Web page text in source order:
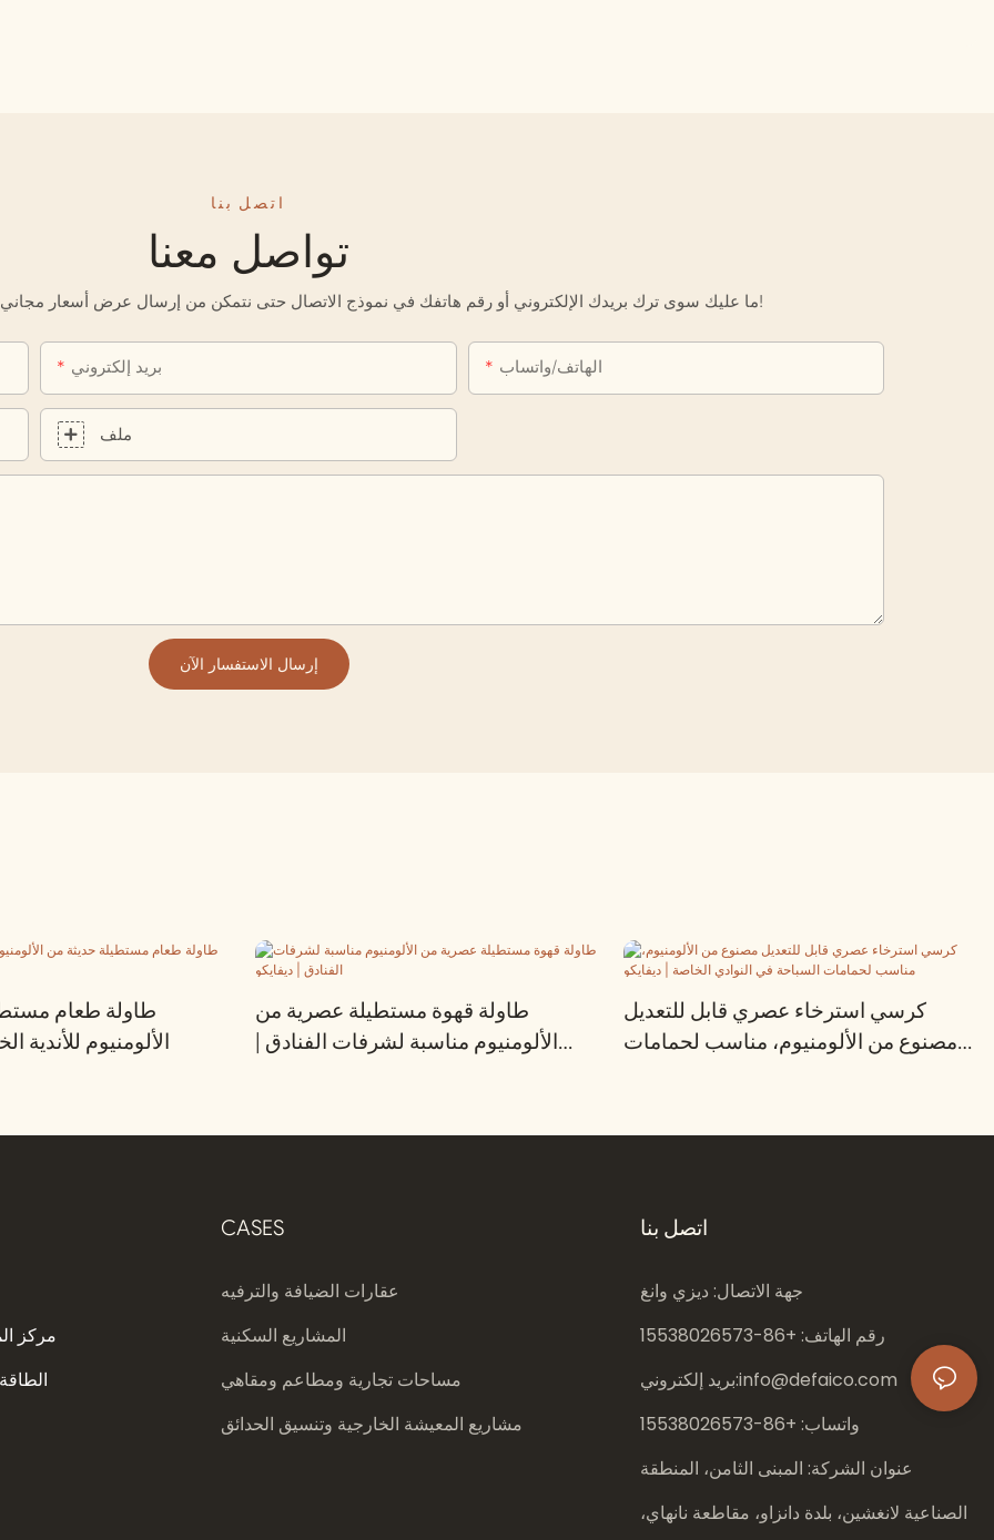
اتصل بنا
تواصل معنا
ما عليك سوى ترك بريدك الإلكتروني أو رقم هاتفك في نموذج الاتصال حتى نتمكن من إرسال عرض أسعار مجاني لك لمجموعة واسعة من التصاميم لدينا!
بريد إلكتروني الهاتف/واتساب
ملف
إرسال الاستفسار الآن
طاولة طعام
الألومنيوم للأندية
طاولة قهوة مستطيلة عصرية من
الألومنيوم مناسبة لشرفات الفنادق |
كرسي استرخاء عصري قابل للتعديل
مصنوع من الألومنيوم، مناسب لحمامات
مركز
CASES
عقارات الضيافة والترفيه
المشاريع السكنية
مساحات تجارية ومطاعم ومقاهي
مشاريع المعيشة الخارجية وتنسيق الحدائق
اتصل بنا
جهة الاتصال: ديزي وانغ
رقم الهاتف: +86-
15538026573
بريد إلكتروني:info@defaico.com
واتساب: +86-
15538026573
عنوان الشركة: المبنى الثامن، المنطقة
الصناعية لانغشين، بلدة دانزاو، مقاطعة نانهاي،